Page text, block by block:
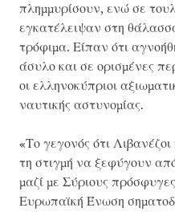
πλημμυρίσουν, ενώ σε
εγκατέλειψαν στη
τρόφιμα. Είπαν ότι
άσυλο και σε ορισμένες
οι ελληνοκύπριοι
ναυτικής αστυνομίας.
«Το γεγονός ότι
τη στιγμή να ξεφύγουν
μαζί με Σύριους
Ευρωπαϊκή Ένωση